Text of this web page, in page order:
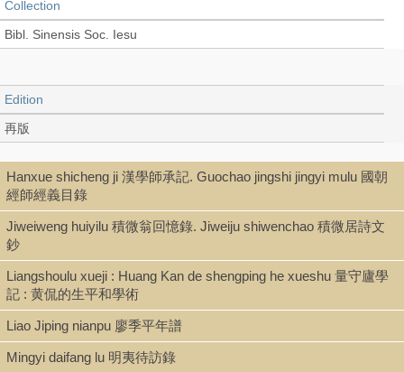
Collection
Bibl. Sinensis Soc. Iesu
Edition
再版
Language
Chinese 中文[繁體]
Type
Hanxue shicheng ji 漢學師承記. Guochao jingshi jingyi mulu 國朝
經師經義目錄
Jiweiweng huiyilu 積微翁回憶錄. Jiweiju shiwenchao 積微居詩文
鈔
Liangshoulu xueji : Huang Kan de shengping he xueshu 量守廬學
記 : 黄侃的生平和學術
Liao Jiping nianpu 廖季平年譜
Mingyi daifang lu 明夷待訪錄